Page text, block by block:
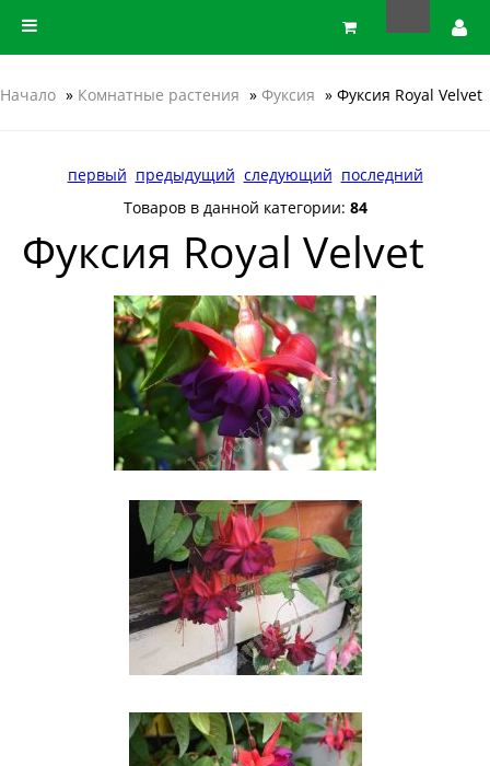
Начало » Комнатные растения » Фуксия » Фуксия Royal Velvet
первый предыдущий следующий последний
Товаров в данной категории: 84
Фуксия Royal Velvet